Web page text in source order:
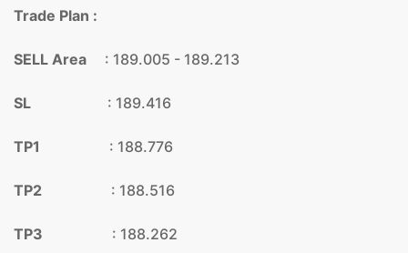
Trade Plan :
SELL Area : 189.005 - 189.213
SL : 189.416
TP1 : 188.776
TP2 : 188.516
TP3 : 188.262